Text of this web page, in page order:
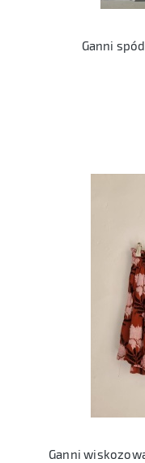
Ganni